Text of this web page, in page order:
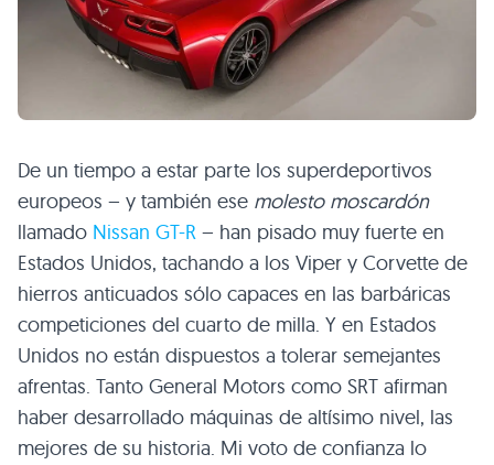
De un tiempo a estar parte los superdeportivos
europeos – y también ese molesto moscardón
llamado Nissan GT-R – han pisado muy fuerte en
Estados Unidos, tachando a los Viper y Corvette de
hierros anticuados sólo capaces en las barbáricas
competiciones del cuarto de milla. Y en Estados
Unidos no están dispuestos a tolerar semejantes
afrentas. Tanto General Motors como SRT afirman
haber desarrollado máquinas de altísimo nivel, las
mejores de su historia. Mi voto de confianza lo